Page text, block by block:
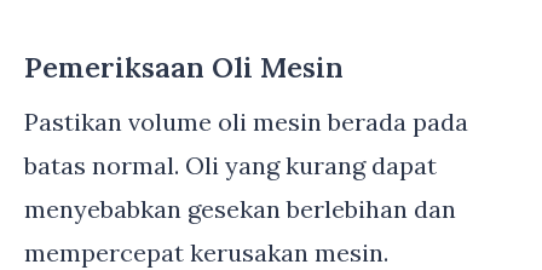
Pemeriksaan Oli Mesin
Pastikan volume oli mesin berada pada
batas normal. Oli yang kurang dapat
menyebabkan gesekan berlebihan dan
mempercepat kerusakan mesin.